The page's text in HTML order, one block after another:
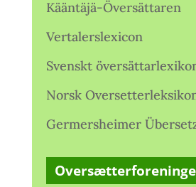
Kääntäjä-Översättaren
Vertalerslexicon
Svenskt
Norsk
Germersheimer